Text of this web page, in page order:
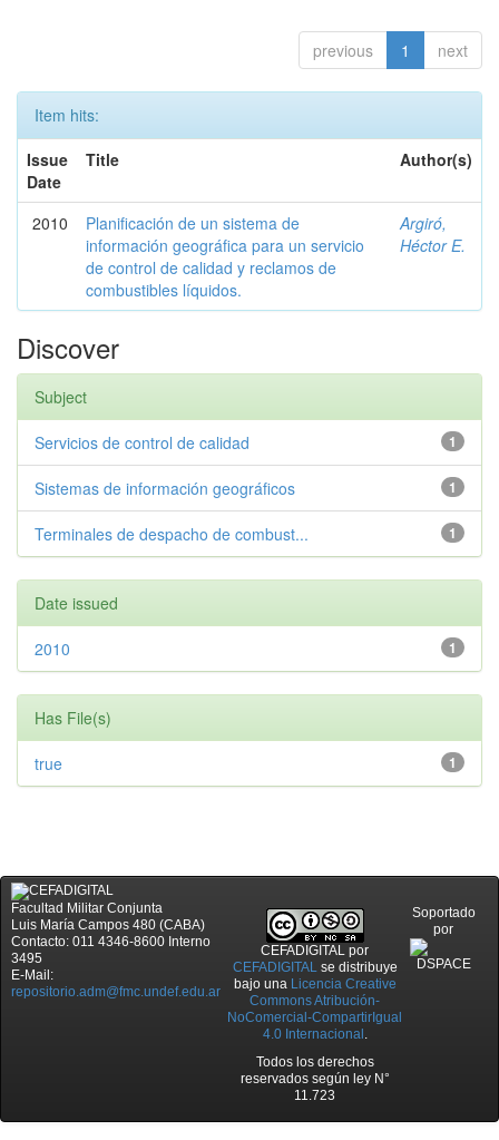
previous 1 next
Item hits:
Issue
Date
Title Author(s)
2010
Planificación de un sistema de
información geográfica para un servicio
de control de calidad y reclamos de
combustibles líquidos.
Argiró,
Héctor E.
Discover
Subject
1
Servicios de control de calidad
1
Sistemas de información geográficos
1
Terminales de despacho de combust...
Date issued
1
2010
Has File(s)
1
true
Facultad Militar Conjunta
Luis María Campos 480 (CABA)
Contacto: 011 4346-8600 Interno
3495
E-Mail:
repositorio.adm@fmc.undef.edu.ar
CEFADIGITAL por
CEFADIGITALse distribuye
bajo una Licencia Creative
Commons Atribución-
NoComercial-CompartirIgual
4.0 Internacional .
Todos los derechos
reservados según ley N°
11.723
Soportado
por